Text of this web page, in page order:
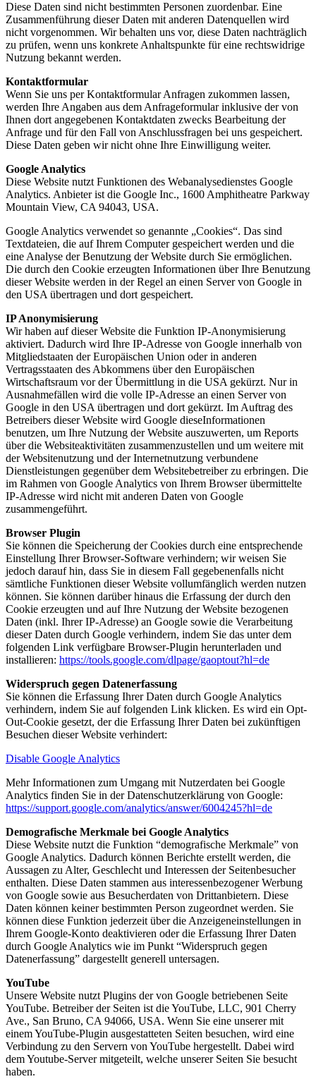
Diese Daten sind nicht bestimmten Personen zuordenbar. Eine
Zusammenführung dieser Daten mit anderen Datenquellen wird
nicht vorgenommen. Wir behalten uns vor, diese Daten nachträglich
zu prüfen, wenn uns konkrete Anhaltspunkte für eine rechtswidrige
Nutzung bekannt werden.
Kontaktformular
Wenn Sie uns per Kontaktformular Anfragen zukommen lassen,
werden Ihre Angaben aus dem Anfrageformular inklusive der von
Ihnen dort angegebenen Kontaktdaten zwecks Bearbeitung der
Anfrage und für den Fall von Anschlussfragen bei uns gespeichert.
Diese Daten geben wir nicht ohne Ihre Einwilligung weiter.
Google Analytics
Diese Website nutzt Funktionen des Webanalysedienstes Google
Analytics. Anbieter ist die Google Inc., 1600 Amphitheatre Parkway
Mountain View, CA 94043, USA.
Google Analytics verwendet so genannte „Cookies“. Das sind
Textdateien, die auf Ihrem Computer gespeichert werden und die
eine Analyse der Benutzung der Website durch Sie ermöglichen.
Die durch den Cookie erzeugten Informationen über Ihre Benutzung
dieser Website werden in der Regel an einen Server von Google in
den USA übertragen und dort gespeichert.
IP Anonymisierung
Wir haben auf dieser Website die Funktion IP-Anonymisierung
aktiviert. Dadurch wird Ihre IP-Adresse von Google innerhalb von
Mitgliedstaaten der Europäischen Union oder in anderen
Vertragsstaaten des Abkommens über den Europäischen
Wirtschaftsraum vor der Übermittlung in die USA gekürzt. Nur in
Ausnahmefällen wird die volle IP-Adresse an einen Server von
Google in den USA übertragen und dort gekürzt. Im Auftrag des
Betreibers dieser Website wird Google dieseInformationen
benutzen, um Ihre Nutzung der Website auszuwerten, um Reports
über die Websiteaktivitäten zusammenzustellen und um weitere mit
der Websitenutzung und der Internetnutzung verbundene
Dienstleistungen gegenüber dem Websitebetreiber zu erbringen. Die
im Rahmen von Google Analytics von Ihrem Browser übermittelte
IP-Adresse wird nicht mit anderen Daten von Google
zusammengeführt.
Browser Plugin
Sie können die Speicherung der Cookies durch eine entsprechende
Einstellung Ihrer Browser-Software verhindern; wir weisen Sie
jedoch darauf hin, dass Sie in diesem Fall gegebenenfalls nicht
sämtliche Funktionen dieser Website vollumfänglich werden nutzen
können. Sie können darüber hinaus die Erfassung der durch den
Cookie erzeugten und auf Ihre Nutzung der Website bezogenen
Daten (inkl. Ihrer IP-Adresse) an Google sowie die Verarbeitung
dieser Daten durch Google verhindern, indem Sie das unter dem
folgenden Link verfügbare Browser-Plugin herunterladen und
installieren: https://tools.google.com/dlpage/gaoptout?hl=de
Widerspruch gegen Datenerfassung
Sie können die Erfassung Ihrer Daten durch Google Analytics
verhindern, indem Sie auf folgenden Link klicken. Es wird ein Opt-
Out-Cookie gesetzt, der die Erfassung Ihrer Daten bei zukünftigen
Besuchen dieser Website verhindert:
Disable Google Analytics
Mehr Informationen zum Umgang mit Nutzerdaten bei Google
Analytics finden Sie in der Datenschutzerklärung von Google:
https://support.google.com/analytics/answer/6004245?hl=de
Demografische Merkmale bei Google Analytics
Diese Website nutzt die Funktion “demografische Merkmale” von
Google Analytics. Dadurch können Berichte erstellt werden, die
Aussagen zu Alter, Geschlecht und Interessen der Seitenbesucher
enthalten. Diese Daten stammen aus interessenbezogener Werbung
von Google sowie aus Besucherdaten von Drittanbietern. Diese
Daten können keiner bestimmten Person zugeordnet werden. Sie
können diese Funktion jederzeit über die Anzeigeneinstellungen in
Ihrem Google-Konto deaktivieren oder die Erfassung Ihrer Daten
durch Google Analytics wie im Punkt “Widerspruch gegen
Datenerfassung” dargestellt generell untersagen.
YouTube
Unsere Website nutzt Plugins der von Google betriebenen Seite
YouTube. Betreiber der Seiten ist die YouTube, LLC, 901 Cherry
Ave., San Bruno, CA 94066, USA. Wenn Sie eine unserer mit
einem YouTube-Plugin ausgestatteten Seiten besuchen, wird eine
Verbindung zu den Servern von YouTube hergestellt. Dabei wird
dem Youtube-Server mitgeteilt, welche unserer Seiten Sie besucht
haben.